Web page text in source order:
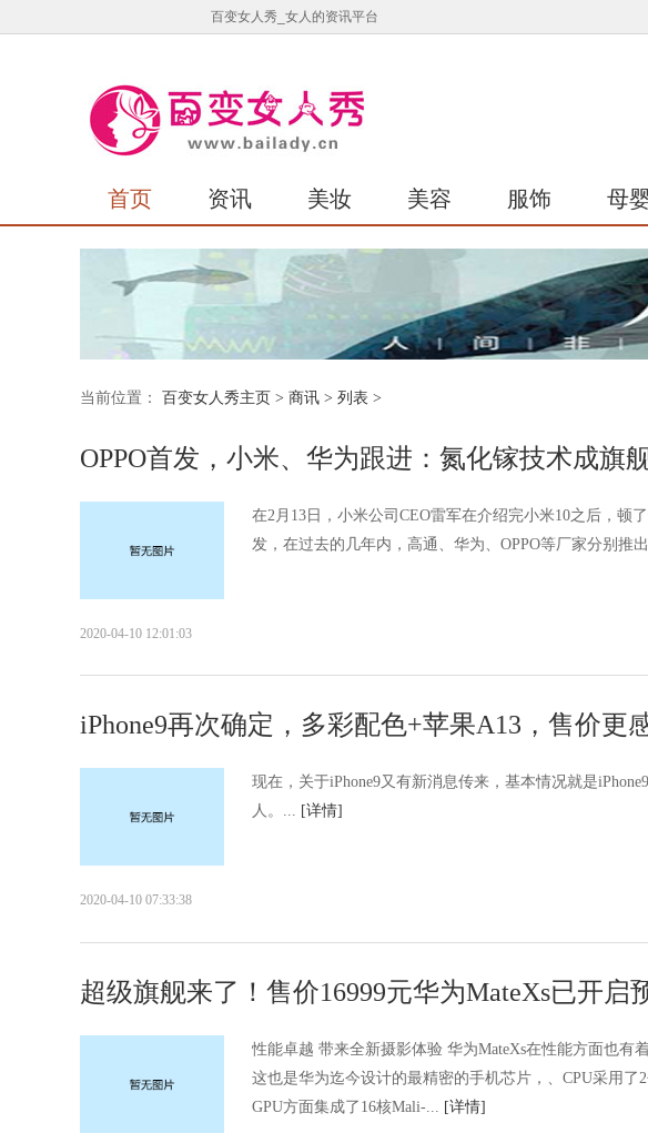
百变女人秀_女人的资讯平台
首页 资讯 美妆 美容 服饰 母
当前位置： 百变女人秀主页 > 商讯 > 列表 >
OPPO首发，小米、华为跟进：氮化镓技术成旗
在2月13日，小米公司CEO雷军在介绍完小米10之后，顿
发，在过去的几年内，高通、华为、OPPO等厂家分别推
2020-04-10 12:01:03
iPhone9再次确定，多彩配色+苹果A13，售价更
现在，关于iPhone9又有新消息传来，基本情况就是
人。... [详情]
2020-04-10 07:33:38
超级旗舰来了！售价16999元华为MateXs已开启
性能卓越 带来全新摄影体验 华为MateXs在性能方面也有
这也是华为迄今设计的最精密的手机芯片，、CPU采用了
GPU方面集成了16核Mali-... [详情]